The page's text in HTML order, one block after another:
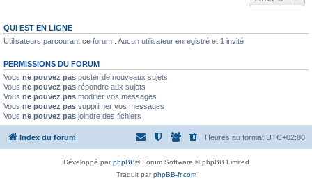
QUI EST EN LIGNE
Utilisateurs parcourant ce forum : Aucun utilisateur enregistré et 1 invité
PERMISSIONS DU FORUM
Vous ne pouvez pas poster de nouveaux sujets
Vous ne pouvez pas répondre aux sujets
Vous ne pouvez pas modifier vos messages
Vous ne pouvez pas supprimer vos messages
Vous ne pouvez pas joindre des fichiers
Index du forum Heures au format UTC+02:00
Développé parphpBB® Forum Software © phpBB Limited
Traduit parphpBB-fr.com